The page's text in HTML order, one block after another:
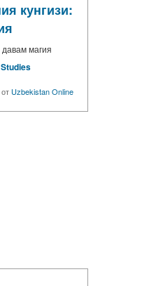
кунгизи:
давам магия
от Uzbekistan Online